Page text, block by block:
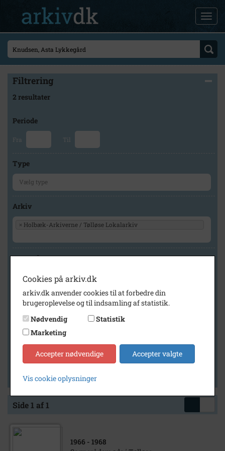
Filtrering
2 resultater
Periode
Fra Til
Type
Arkiv
× Holbæk-Arkiverne / Tølløse Lokalarkiv
Geografi
Generelt
Vis kun med billeder
Vis kun med filmklip
Vis kun med lydklip
Vis kun med kilder
Vis kun med geo-tag
Side 1 af 1
1966 - 1968
Cookies på arkiv.dk
arkiv.dk anvender cookies til at forbedre din
brugeroplevelse og til indsamling af statistik.
Nødvendig
Statistik
Marketing
Accepter nødvendige Accepter valgte
Vis cookie oplysninger